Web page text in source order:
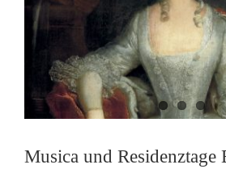
Musica und Residenztage